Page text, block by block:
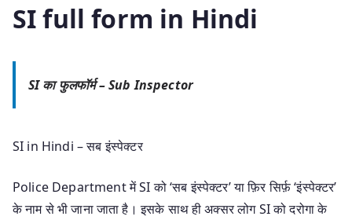
SI full form in Hindi
SI का फुलफॉर्म –Sub Inspector
SI in Hindi – सब इंस्पेक्टर
Police Department में SI को ‘सब इंस्पेक्टर’ या फ़िर सिर्फ़ ‘इंस्पेक्टर’
के नाम से भी जाना जाता है। इसके साथ ही अक्सर लोग SI को दरोगा के